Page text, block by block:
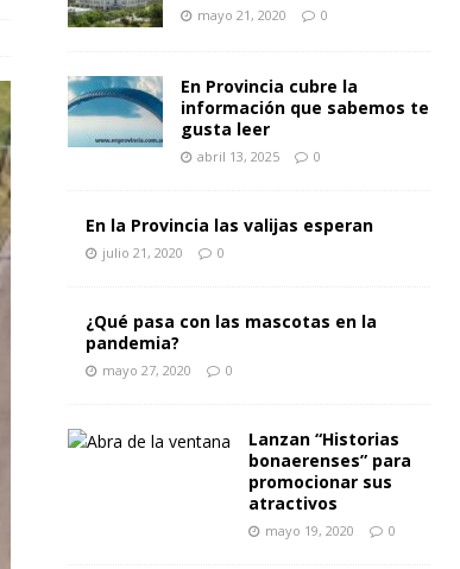
mayo 21, 2020 0
En Provincia cubre la
información que sabemos te
gusta leer
abril 13, 2025 0
En la Provincia las valijas esperan
julio 21, 2020 0
¿Qué pasa con las mascotas en la
pandemia?
mayo 27, 2020 0
Lanzan “Historias
bonaerenses” para
promocionar sus
atractivos
mayo 19, 2020 0